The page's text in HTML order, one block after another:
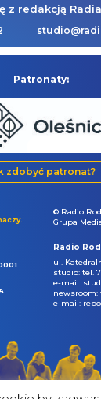
z redakcją
Patronaty:
zdobyć patronat?
© Radio
Grupa
Radio
ul.
studio: tel.
e-mail:
newsroom:
e-mail: